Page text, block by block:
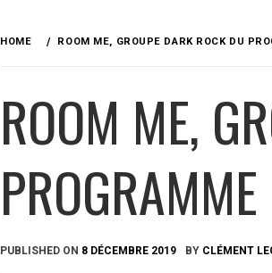
HOME ROOM ME, GROUPE DARK ROCK DU
ROOM ME,
PUBLISHED ON 8 DÉCEMBRE 2019 BY CLÉMENT